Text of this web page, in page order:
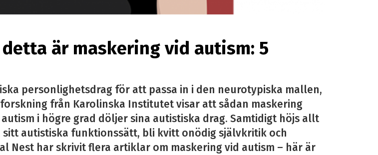
är maskering vid autism: 5
personlighetsdrag för att passa in i den neurotypiska mallen,
från Karolinska Institutet visar att sådan maskering
i högre grad döljer sina autistiska drag. Samtidigt höjs allt
autistiska funktionssätt, bli kvitt onödig självkritik och
Nest har skrivit flera artiklar om maskering vid autism – här är